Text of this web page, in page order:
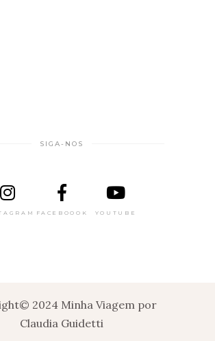
SIGA-NOS
FACEBOOOK YOUTUBE
2024 Minha Viagem por
Claudia Guidetti